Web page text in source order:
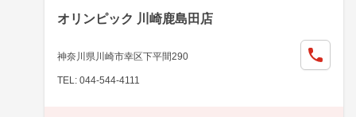
オリンピック 川崎鹿島田店
神奈川県川崎市幸区下平間290
TEL: 044-544-4111